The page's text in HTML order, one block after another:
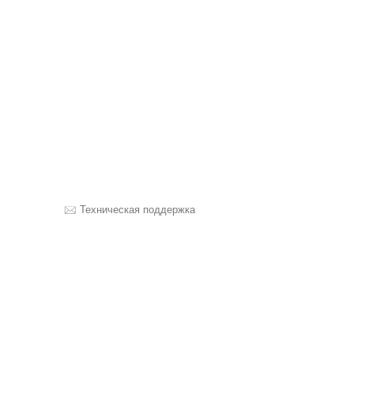
Техническая поддержка